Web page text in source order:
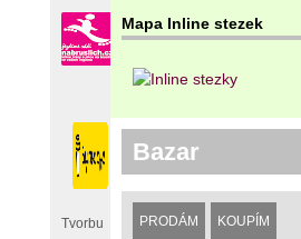
Tvorbu
Mapa Inline stezek
Bazar
PRODÁM KOUPÍM